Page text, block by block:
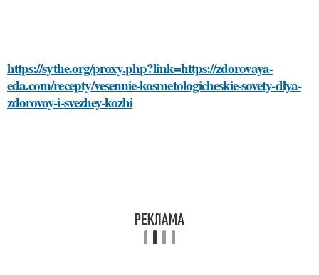
https://sythe.org/proxy.php?link=https://zdorovaya-
eda.com/recepty/vesennie-kosmetologicheskie-sovety-dlya-
zdorovoy-i-svezhey-kozhi